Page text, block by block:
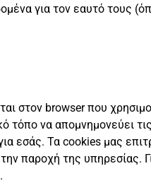
για τον εαυτό τους
στον browser που
τόπο να απομνημονεύει
εσάς. Τα cookies μας
παροχή της υπηρεσίας.